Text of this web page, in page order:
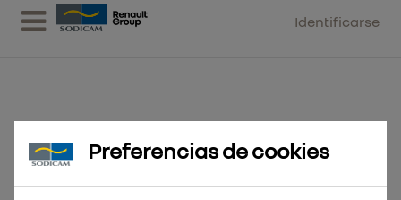
Identificarse
Broca pala 18x400
Preferencias de cookies